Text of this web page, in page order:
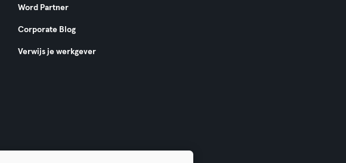
Word Partner
Corporate Blog
Verwijs je werkgever